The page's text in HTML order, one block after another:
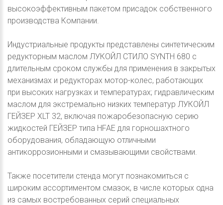
высокоэффективным пакетом присадок собственного
производства Компании.
Индустриальные продукты представлены синтетическим
редукторным маслом ЛУКОЙЛ СТИЛО SYNTH 680 с
длительным сроком службы для применения в закрытых
механизмах и редукторах мотор-колес, работающих
при высоких нагрузках и температурах; гидравлическим
маслом для экстремально низких температур ЛУКОЙЛ
ГЕЙЗЕР XLT 32, включая пожаробезопасную серию
жидкостей ГЕЙЗЕР типа HFAE для горношахтного
оборудования, обладающую отличными
антикоррозионными и смазывающими свойствами.
Также посетители стенда могут познакомиться с
широким ассортиментом смазок, в числе которых одна
из самых востребованных серий специальных